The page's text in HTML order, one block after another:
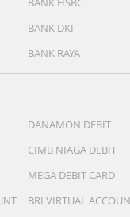
BANK DKI
BANK RAYA
DANAMON DEBIT
CIMB NIAGA DEBIT
MEGA DEBIT CARD
BRI VIRTUAL